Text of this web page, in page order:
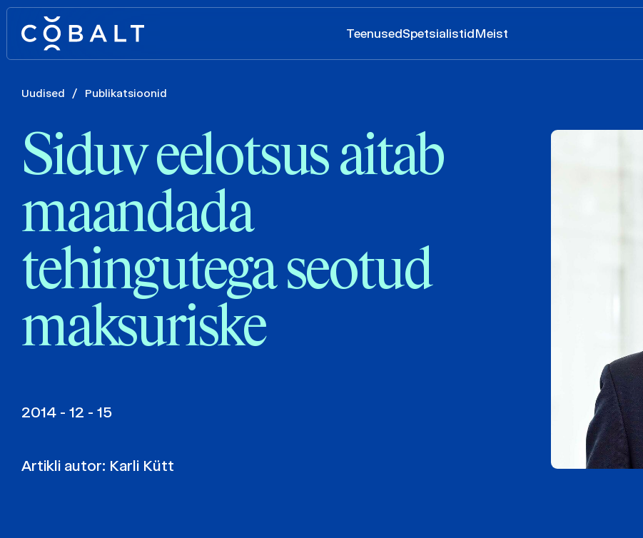
TeenusedSpetsialistidMeist
Uudised / Publikatsioonid
Siduv eelotsus aitab
maandada
tehingutega seotud
maksuriske
2014 - 12 - 15
Artikli autor: Karli Kütt